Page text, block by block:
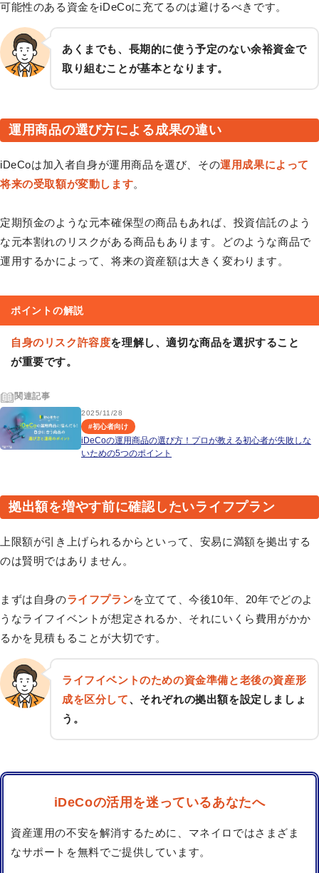
可能性のある資金をiDeCoに充てるのは避けるべきです。
あくまでも、長期的に使う予定のない余裕資金で
取り組むことが基本となります。
運用商品の選び方による成果の違い
iDeCoは加入者自身が運用商品を選び、その運用成果によって
将来の受取額が変動します。
定期預金のような元本確保型の商品もあれば、投資信託のよう
な元本割れのリスクがある商品もあります。どのような商品で
運用するかによって、将来の資産額は大きく変わります。
ポイントの解説
自身のリスク許容度を理解し、適切な商品を選択すること
が重要です。
関連記事
2025/11/28
#初心者向け
iDeCoの運用商品の選び方！プロが教える初心者が失敗しな
いための5つのポイント
拠出額を増やす前に確認したいライフプラン
上限額が引き上げられるからといって、安易に満額を拠出する
のは賢明ではありません。
まずは自身のライフプランを立てて、今後10年、20年でどのよ
うなライフイベントが想定されるか、それにいくら費用がかか
るかを見積もることが大切です。
ライフイベントのための資金準備と老後の資産形
成を区分して、それぞれの拠出額を設定しましょ
う。
iDeCoの活用を迷っているあなたへ
資産運用の不安を解消するために、マネイロではさまざま
なサポートを無料でご提供しています。